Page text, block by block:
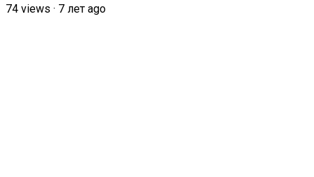
74 views · 7 лет ago